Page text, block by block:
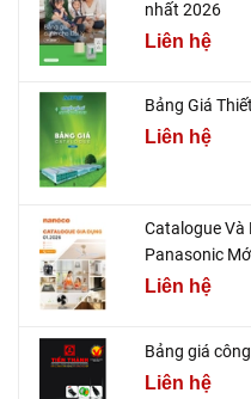
nhất 2026
Liên hệ
Bảng Giá
Liên hệ
Catalogue Và
Panasonic
Liên hệ
Bảng giá
Liên hệ